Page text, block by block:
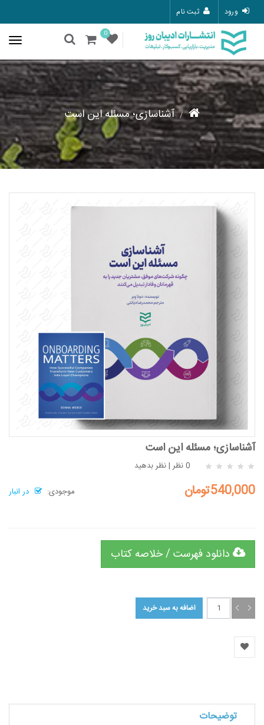
ورود ثبت نام
0
آشناسازی؛ مسئله این است
آشناسازی؛ مسئله این است
0 نظر |نظر بدهید
موجودی:
در انبار 540,000تومان
دانلود فهرست / خلاصه کتاب
توضیحات